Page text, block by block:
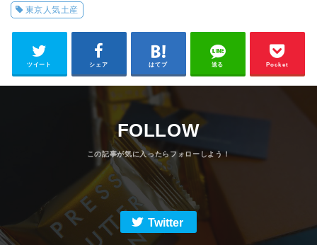
東京人気土産
ツイート シェア はてブ 送る Pocket
FOLLOW
Twitter